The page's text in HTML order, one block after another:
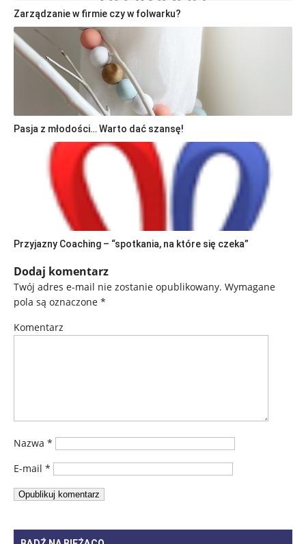
Zarządzanie w firmie czy w folwarku?
Pasja z młodości… Warto dać szansę!
Przyjazny Coaching – “spotkania, na które się czeka”
Dodaj komentarz
Twój adres e-mail nie zostanie opublikowany. Wymagane
pola są oznaczone *
Komentarz
Nazwa *
E-mail *